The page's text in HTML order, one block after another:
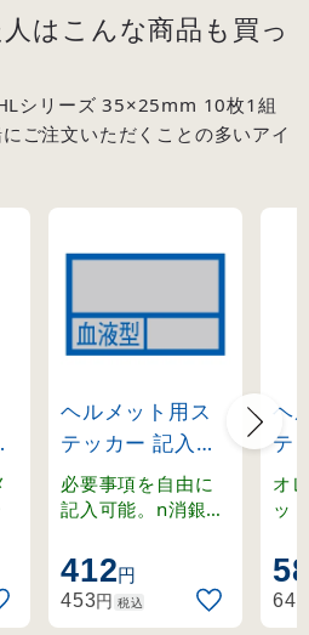
はこんな商品も買っ
シリーズ 35×25mm 10枚1組
ご注文いただくことの多いアイ
ヘルメット用ス
テッカー 記入式
（小）
32×50mm 血液
必要事項を自由に
記入可能。n消銀地
ステッカー。
412円
453円 税込
ヘ
テ
ー
ク
オレ
ッ
644